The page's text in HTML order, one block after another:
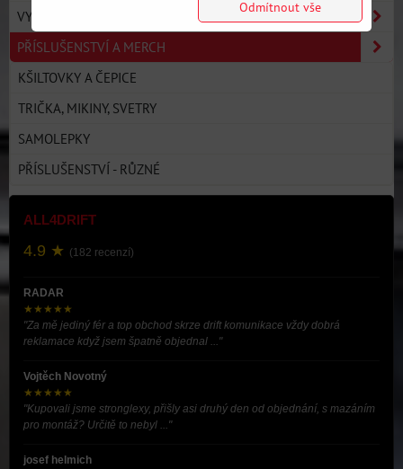
VYBAVENÍ DÍLNY
PŘÍSLUŠENSTVÍ A MERCH
KŠILTOVKY A ČEPICE
TRIČKA, MIKINY, SVETRY
SAMOLEPKY
PŘÍSLUŠENSTVÍ - RŮZNÉ
ALL4DRIFT
4.9 ★ (182 recenzí)
RADAR
★★★★★
"Za mě jediný fér a top obchod skrze drift komunikace vždy dobrá
reklamace když jsem špatně objednal ..."
Vojtěch Novotný
★★★★★
"Kupovali jsme stronglexy, přišly asi druhý den od objednání, s mazáním
pro montáž? Určitě to nebyl ..."
josef helmich
Odmítnout vše